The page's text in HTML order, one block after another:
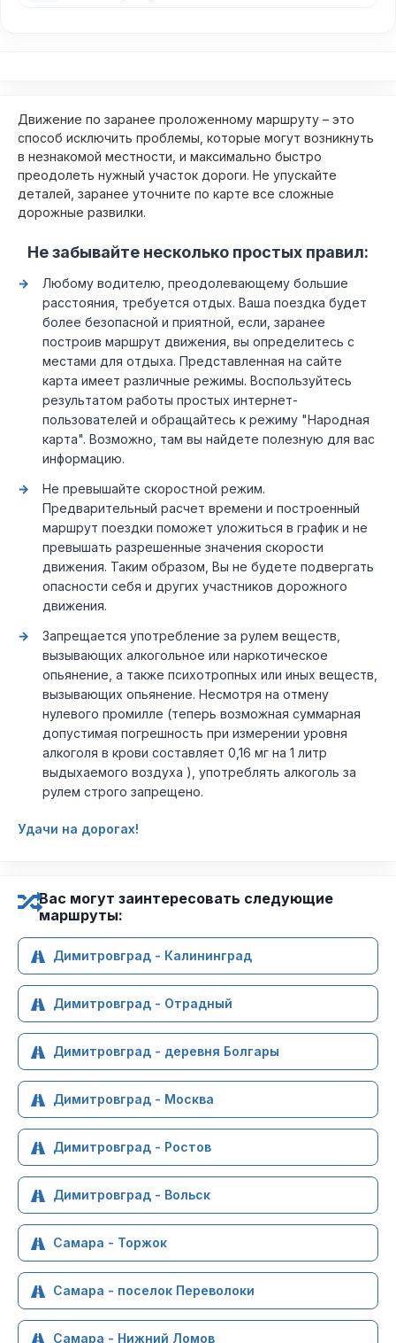
Движение по заранее проложенному маршруту – это
способ исключить проблемы, которые могут возникнуть
в незнакомой местности, и максимально быстро
преодолеть нужный участок дороги. Не упускайте
деталей, заранее уточните по карте все сложные
дорожные развилки.
Не забывайте несколько простых правил:
Любому водителю, преодолевающему большие
расстояния, требуется отдых. Ваша поездка будет
более безопасной и приятной, если, заранее
построив маршрут движения, вы определитесь с
местами для отдыха. Представленная на сайте
карта имеет различные режимы. Воспользуйтесь
результатом работы простых интернет-
пользователей и обращайтесь к режиму "Народная
карта". Возможно, там вы найдете полезную для вас
информацию.
Не превышайте скоростной режим.
Предварительный расчет времени и построенный
маршрут поездки поможет уложиться в график и не
превышать разрешенные значения скорости
движения. Таким образом, Вы не будете подвергать
опасности себя и других участников дорожного
движения.
Запрещается употребление за рулем веществ,
вызывающих алкогольное или наркотическое
опьянение, а также психотропных или иных веществ,
вызывающих опьянение. Несмотря на отмену
нулевого промилле (теперь возможная суммарная
допустимая погрешность при измерении уровня
алкоголя в крови составляет 0,16 мг на 1 литр
выдыхаемого воздуха ), употреблять алкоголь за
рулем строго запрещено.
Удачи на дорогах!
Вас могут заинтересовать следующие
маршруты:
Димитровград - Калининград
Димитровград - Отрадный
Димитровград - деревня Болгары
Димитровград - Москва
Димитровград - Ростов
Димитровград - Вольск
Самара - Торжок
Самара - поселок Переволоки
Самара - Нижний Ломов